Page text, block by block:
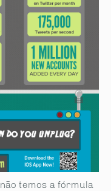
não temos a fórmula